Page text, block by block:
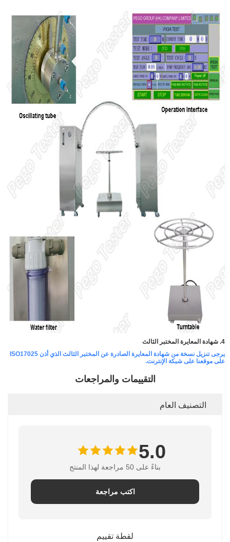
4. شهادة المعايرة المختبر الثالث
يرجى تنزيل نسخة من شهادة المعايرة الصادرة عن المختبر الثالث الذي أذن ISO17025
على موقعنا على شبكة الإنترنت.
التقييمات والمراجعات
التصنيف العام
5.0
بناءً على 50 مراجعة لهذا المنتج
اكتب مراجعة
لقطة تقييم